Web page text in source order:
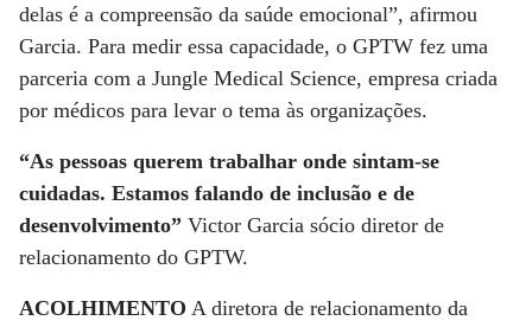
delas é a compreensão da saúde emocional”, afirmou
Garcia. Para medir essa capacidade, o GPTW fez uma
parceria com a Jungle Medical Science, empresa criada
por médicos para levar o tema às organizações.
“As pessoas querem trabalhar onde sintam-se
cuidadas. Estamos falando de inclusão e de
desenvolvimento” Victor Garcia sócio diretor de
relacionamento do GPTW.
ACOLHIMENTO A diretora de relacionamento da